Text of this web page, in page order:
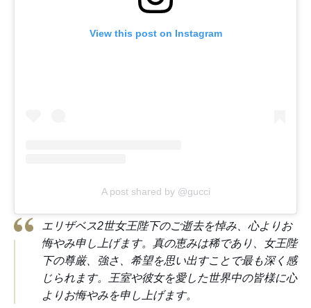
View this post on Instagram
A post shared by @gucci
エリザベス2世女王陛下のご逝去を悼み、心よりお
悔やみ申し上げます。真の恵みは稀であり、女王陛
下の尊厳、強さ、希望を思い出すことで最も深く感
じられます。王室や彼女を愛した世界中の皆様に心
よりお悔やみを申し上げます。